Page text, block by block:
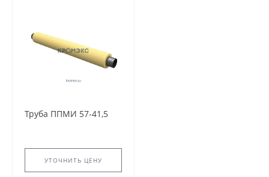
Труба ППМИ 57-41,5
УТОЧНИТЬ ЦЕНУ